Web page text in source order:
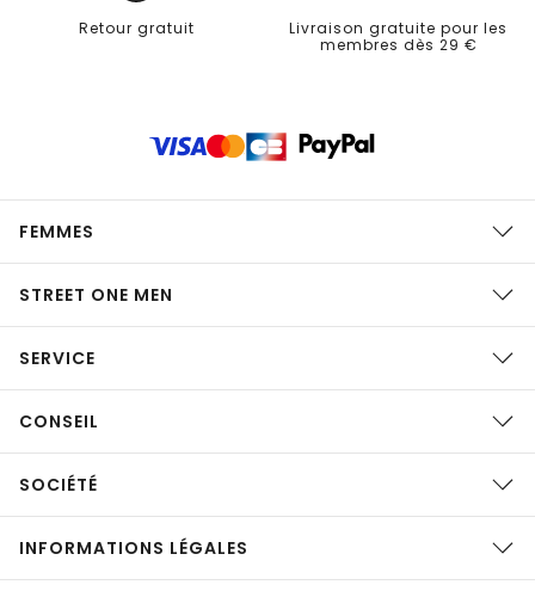
Retour gratuit
Livraison gratuite pour les
membres dès 29 €
FEMMES
STREET ONE MEN
SERVICE
CONSEIL
SOCIÉTÉ
INFORMATIONS LÉGALES